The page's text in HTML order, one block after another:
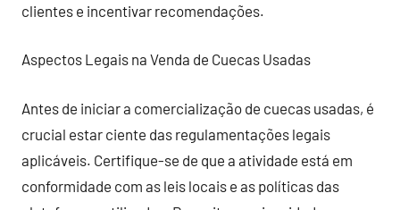
clientes e incentivar recomendações.
Aspectos Legais na Venda de Cuecas Usadas
Antes de iniciar a comercialização de cuecas usadas, é
crucial estar ciente das regulamentações legais
aplicáveis. Certifique-se de que a atividade está em
conformidade com as leis locais e as políticas das